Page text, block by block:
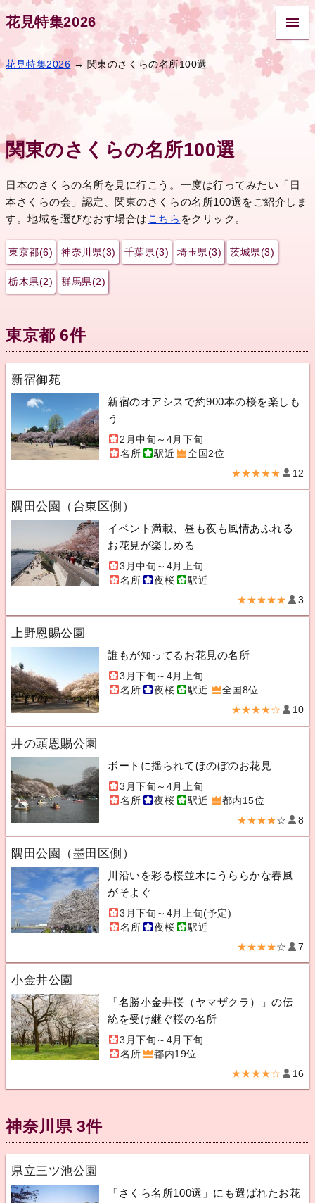
花見特集2026
花見特集2026 → 関東のさくらの名所100選
関東のさくらの名所100選
日本のさくらの名所を見に行こう。一度は行ってみたい「日
本さくらの会」認定、関東のさくらの名所100選をご紹介しま
す。地域を選びなおす場合は こちら をクリック。
東京都(6) 神奈川県(3) 千葉県(3) 埼玉県(3) 茨城県(3)
栃木県(2) 群馬県(2)
東京都 6件
新宿御苑
新宿のオアシスで約900本の桜を楽しも
う
2月中旬～4月下旬
名所
駅近 全国2位
★★★★★ 12
隅田公園（台東区側）
イベント満載、昼も夜も風情あふれる
お花見が楽しめる
3月中旬～4月上旬
名所
夜桜 駅近
★★★★★ 3
上野恩賜公園
誰もが知ってるお花見の名所
3月下旬～4月上旬
名所
夜桜 駅近 全国8位
★★★★☆ 10
井の頭恩賜公園
ボートに揺られてほのぼのお花見
3月下旬～4月上旬
名所
夜桜 駅近 都内15位
★★★★☆ 8
隅田公園（墨田区側）
川沿いを彩る桜並木にうららかな春風
がそよぐ
3月下旬～4月上旬(予定)
名所
夜桜 駅近
★★★★☆ 7
小金井公園
「名勝小金井桜（ヤマザクラ）」の伝
統を受け継ぐ桜の名所
3月下旬～4月下旬
名所
都内19位
★★★★☆ 16
神奈川県 3件
県立三ツ池公園
「さくら名所100選」にも選ばれたお花